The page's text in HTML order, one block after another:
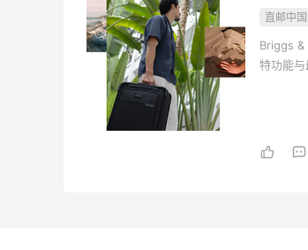
直邮中国
Briggs &
特功能